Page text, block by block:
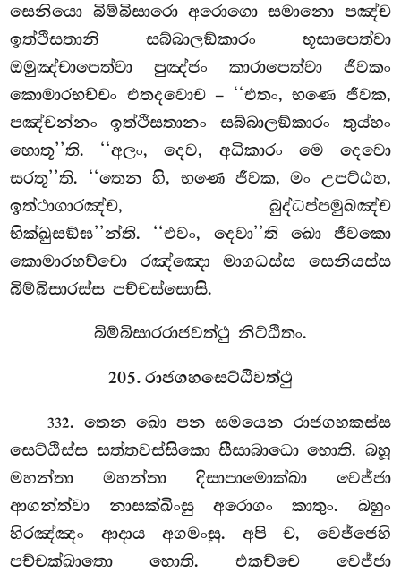
සෙනියො බිම්බිසාරො අරොගො සමානො පඤ්ච
ඉත්ථිසතානි සබ්බාලඞ්කාරං භූසාපෙත්වා
ඔමුඤ්චාපෙත්වා පුඤ්ජං කාරාපෙත්වා ජීවකං
කොමාරභච්චං එතදවොච – ‘‘එතං, භණෙ ජීවක,
පඤ්චන්නං ඉත්ථිසතානං සබ්බාලඞ්කාරං තුය්හං
හොතූ’’ති. ‘‘අලං, දෙව, අධිකාරං මෙ දෙවො
සරතූ’’ති. ‘‘තෙන හි, භණෙ ජීවක, මං උපට්ඨහ,
ඉත්ථාගාරඤ්ච, බුද්ධප්පමුඛඤ්ච
භික්ඛුසඞ්ඝ’’න්ති. ‘‘එවං, දෙවා’’ති ඛො ජීවකො
කොමාරභච්චො රඤ්ඤො මාගධස්ස සෙනියස්ස
බිම්බිසාරස්ස පච්චස්සොසි.
බිම්බිසාරරාජවත්ථු නිට්ඨිතං.
205. රාජගහසෙට්ඨිවත්ථු
332. තෙන ඛො පන සමයෙන රාජගහකස්ස
සෙට්ඨිස්ස සත්තවස්සිකො සීසාබාධො හොති. බහූ
මහන්තා මහන්තා දිසාපාමොක්ඛා වෙජ්ජා
ආගන්ත්වා නාසක්ඛිංසු අරොගං කාතුං. බහුං
හිරඤ්ඤං ආදාය අගමංසු. අපි ච, වෙජ්ජෙහි
පච්චක්ඛාතො හොති. එකච්චෙ වෙජ්ජා